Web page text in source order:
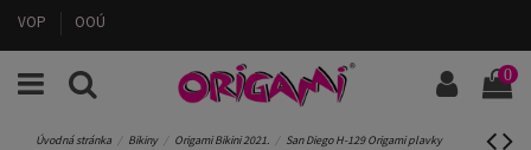
VOP OOÚ
0
Úvodná stránka Bikiny Origami Bikini 2021. San Diego H-129 Origami plavky